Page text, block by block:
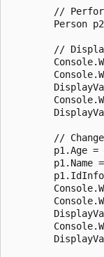
//
Person
//
//
p1.Age =
p1.Name